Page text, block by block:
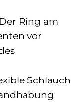
Ring am
vor
Schlauch